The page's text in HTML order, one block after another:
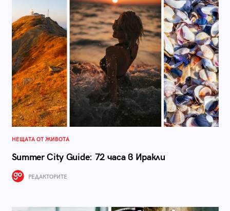
НЕЩАТА ОТ ЖИВОТА
Summer City Guide: 72 часа в Иракли
РЕДАКТОРИТЕ